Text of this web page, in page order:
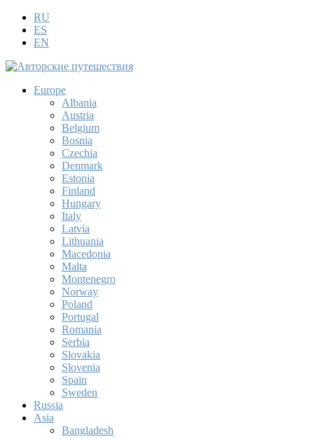
RU
ES
EN
Europe
Albania
Austria
Belgium
Bosnia
Czechia
Denmark
Estonia
Finland
Hungary
Italy
Latvia
Lithuania
Macedonia
Malta
Montenegro
Norway
Poland
Portugal
Romania
Serbia
Slovakia
Slovenia
Spain
Sweden
Russia
Asia
Bangladesh